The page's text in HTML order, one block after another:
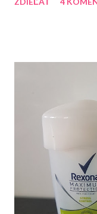
venovať vlasom. A
Nemastia sa mi